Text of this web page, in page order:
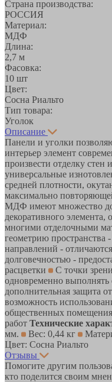
Страна производства:
РОССИЯ
Материал:
МДФ
Длина:
2,7 м
Фасовка:
10 шт
Цвет:
Сосна Риальто
Тип товара:
Уголок
Описание
Панели и уголки
интерьер элемент
произвести отделку стен
универсальные
средней плотности,
максимально
МДФ имеют множество
декоративного элемента,
многими отделочными
геометрию пространства
направлений -
долговечностью -
расцветки
С точки
одновременно
дополнительная защита
возможность
общественных
работ Технические
мм.
Вес: 0,44 кг
Цвет: Сосна Риальто
Отзывы
Помогите другим
кто поделится своим